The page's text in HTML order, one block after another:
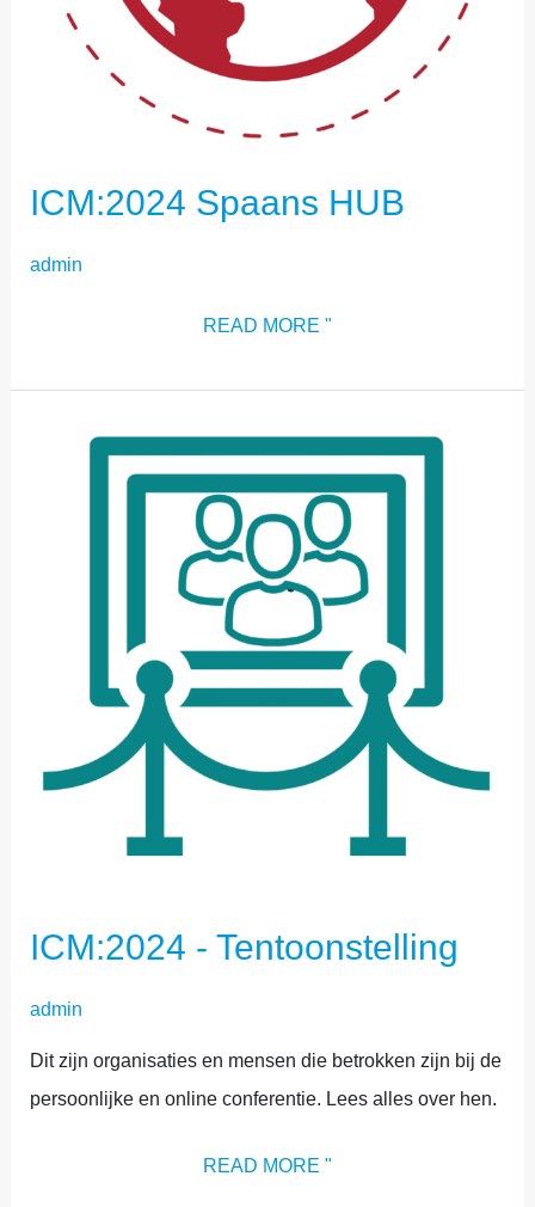
ICM:2024 Spaans HUB
admin
READ MORE "
ICM:2024 - Tentoonstelling
admin
Dit zijn organisaties en mensen die betrokken zijn bij de
persoonlijke en online conferentie. Lees alles over hen.
ICM:2024
-
TENTOONSTELLING
READ MORE "